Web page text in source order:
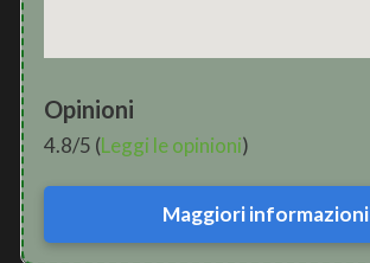
Opinioni
4.8/5 (Leggi le opinioni)
Maggiori informazioni